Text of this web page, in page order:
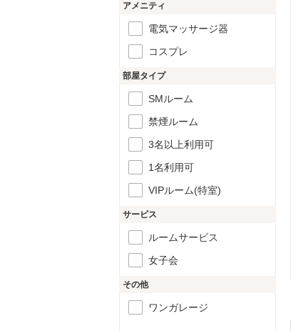
アメニティ
電気マッサージ器
コスプレ
部屋タイプ
SMルーム
禁煙ルーム
3名以上利用可
1名利用可
VIPルーム(特室)
サービス
ルームサービス
女子会
その他
ワンガレージ